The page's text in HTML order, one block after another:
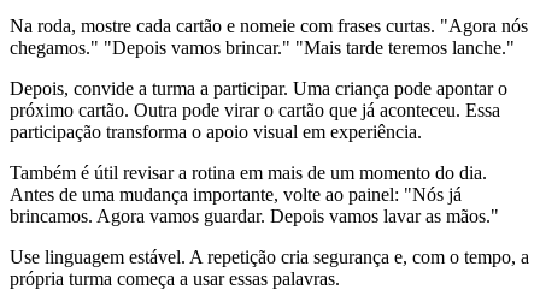
Na roda, mostre cada cartão e nomeie com frases curtas. "Agora nós
chegamos." "Depois vamos brincar." "Mais tarde teremos lanche."
Depois, convide a turma a participar. Uma criança pode apontar o
próximo cartão. Outra pode virar o cartão que já aconteceu. Essa
participação transforma o apoio visual em experiência.
Também é útil revisar a rotina em mais de um momento do dia.
Antes de uma mudança importante, volte ao painel: "Nós já
brincamos. Agora vamos guardar. Depois vamos lavar as mãos."
Use linguagem estável. A repetição cria segurança e, com o tempo, a
própria turma começa a usar essas palavras.